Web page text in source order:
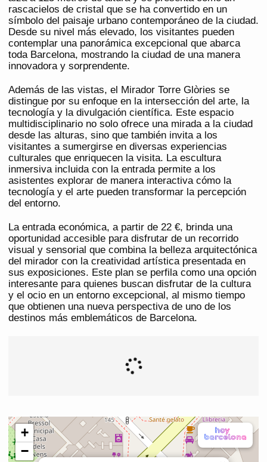
rascacielos de cristal que se ha convertido en un
símbolo del paisaje urbano contemporáneo de la ciudad.
Desde su nivel más elevado, los visitantes pueden
contemplar una panorámica excepcional que abarca
toda Barcelona, mostrando la ciudad de una manera
innovadora y sorprendente.
Además de las vistas, el Mirador Torre Glòries se
distingue por su enfoque en la intersección del arte, la
tecnología y la divulgación científica. Este espacio
multidisciplinario no solo ofrece una mirada a la ciudad
desde las alturas, sino que también invita a los
visitantes a sumergirse en diversas experiencias
culturales que enriquecen la visita. La escultura
inmersiva incluida con la entrada permite a los
asistentes explorar de manera interactiva cómo la
tecnología y el arte pueden transformar la percepción
del entorno.
La entrada económica, a partir de 22 €, brinda una
oportunidad accesible para disfrutar de un recorrido
visual y sensorial que combina la belleza arquitectónica
del mirador con la creatividad artística presentada en
sus exposiciones. Este plan se perfila como una opción
interesante para quienes buscan disfrutar de la cultura
y el ocio en un entorno excepcional, al mismo tiempo
que obtienen una nueva perspectiva de uno de los
destinos más emblemáticos de Barcelona.